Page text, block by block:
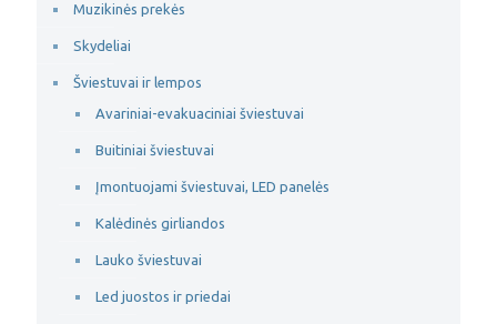
Muzikinės prekės
Skydeliai
Šviestuvai ir lempos
Avariniai-evakuaciniai šviestuvai
Buitiniai šviestuvai
Įmontuojami šviestuvai, LED panelės
Kalėdinės girliandos
Lauko šviestuvai
Led juostos ir priedai